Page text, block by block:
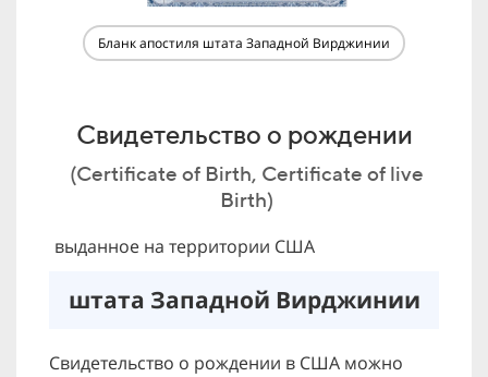
Бланк апостиля штата Западной Вирджинии
Свидетельство о рождении
(Certificate of Birth, Certificate of live
Birth)
выданное на территории США
штата Западной Вирджинии
Свидетельство о рождении в США можно